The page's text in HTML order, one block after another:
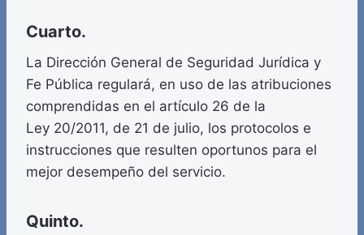
Cuarto.
La Dirección General de Seguridad Jurídica y
Fe Pública regulará, en uso de las atribuciones
comprendidas en el artículo 26 de la
Ley 20/2011, de 21 de julio, los protocolos e
instrucciones que resulten oportunos para el
mejor desempeño del servicio.
Quinto.